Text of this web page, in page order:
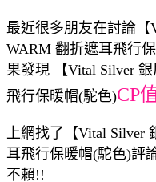
最近很多朋友在討論
WARM 翻折遮耳飛行
果發現 【Vital Silver
飛行保暖帽(駝色)CP
上網找了【Vital Silver
耳飛行保暖帽(駝色)評
不賴!!